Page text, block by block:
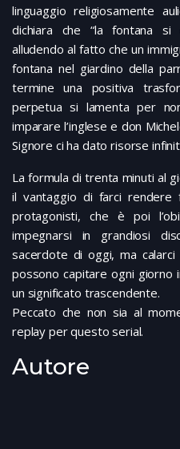
linguaggio religiosamente
dichiara che “la fontana
alludendo al fatto che un
fontana nel giardino della
termine una positiva
perpetua si lamenta per
imparare l’inglese e don
Signore ci ha dato risorse
La formula di trenta minuti al
il vantaggio di farci rendere
protagonisti, che è poi
impegnarsi in grandiosi
sacerdote di oggi, ma calarci
possono capitare ogni giorno
un significato trascendente.
Peccato che non sia al
replay per questo serial.
Autore